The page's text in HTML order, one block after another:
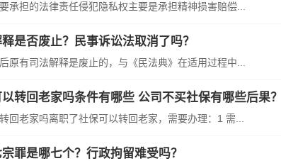
承担的法律责任侵犯隐私权主要是承担精神损害赔偿...
是否废止？民事诉讼法取消了吗？
原有司法解释是废止的，与《民法典》在适用过程中...
转回老家吗条件有哪些 公司不买社保有哪些后果？
回老家吗离职了社保可以转回老家，需要办理：1 需...
罪是哪七个？行政拘留难受吗？